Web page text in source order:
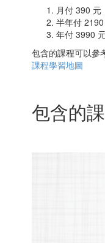
月付 390 元
半年付
年付 3990
包含的課程可以參
課程學習地圖
包含的